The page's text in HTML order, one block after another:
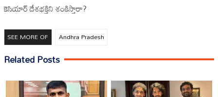
కెసియార్ దేశభక్తిని శంకిస్తారా?
SEE MORE OF Andhra Pradesh
Related Posts